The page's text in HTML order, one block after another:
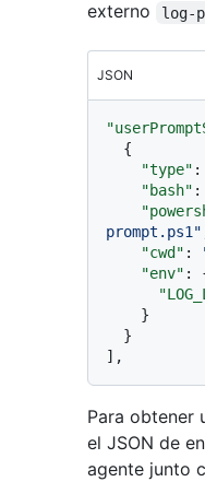
externo log-
JSON
{
"type" :
"bash" :
prompt.ps1"
"cwd" :
"env" :
}
}
] ,
Para obtener
el JSON de
agente junto